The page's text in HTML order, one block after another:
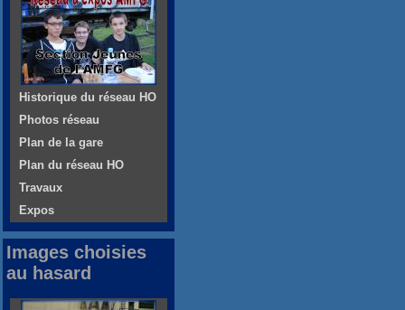
Historique du réseau HO
Photos réseau
Plan de la gare
Plan du réseau HO
Travaux
Expos
Images choisies
au hasard